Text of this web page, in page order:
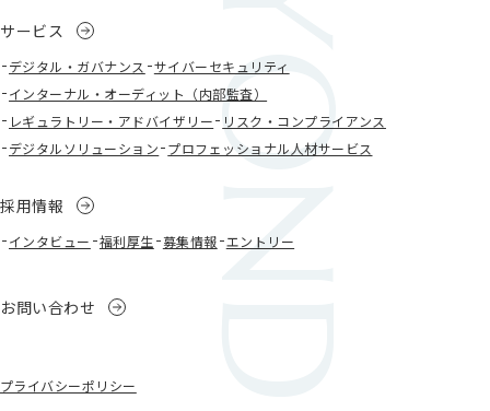
サービス
デジタル・ガバナンス
サイバーセキュリティ
インターナル・オーディット（内部監査）
レギュラトリー・アドバイザリー
リスク・コンプライアンス
デジタルソリューション プロフェッショナル人材サービス
採用情報
インタビュー 福利厚生 募集情報 エントリー
お問い合わせ
プライバシーポリシー